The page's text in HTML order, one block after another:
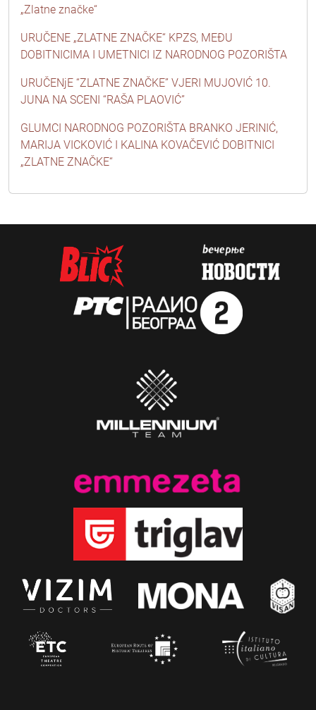
„Zlatne značke“
URUČENE „ZLATNE ZNAČKE“ KPZS, MEĐU
DOBITNICIMA I UMETNICI IZ NARODNOG POZORIŠTA
URUČENjE “ZLATNE ZNAČKE” VJERI MUJOVIĆ 10.
JUNA NA SCENI “RAŠA PLAOVIĆ”
GLUMCI NARODNOG POZORIŠTA BRANKO JERINIĆ,
MARIJA VICKOVIĆ I KALINA KOVAČEVIĆ DOBITNICI
„ZLATNE ZNAČKE“